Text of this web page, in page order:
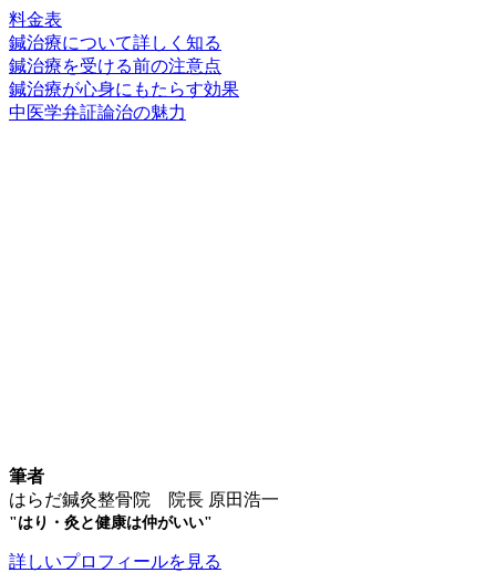
料金表
鍼治療について詳しく知る
鍼治療を受ける前の注意点
鍼治療が心身にもたらす効果
中医学弁証論治の魅力
筆者
はらだ鍼灸整骨院 院長 原田浩一
"はり・灸と健康は仲がいい"
詳しいプロフィールを見る